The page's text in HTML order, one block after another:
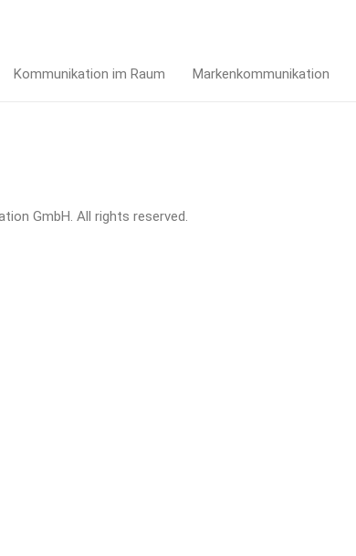
Kommunikation im Raum Markenkommunikation
GmbH. All rights reserved.